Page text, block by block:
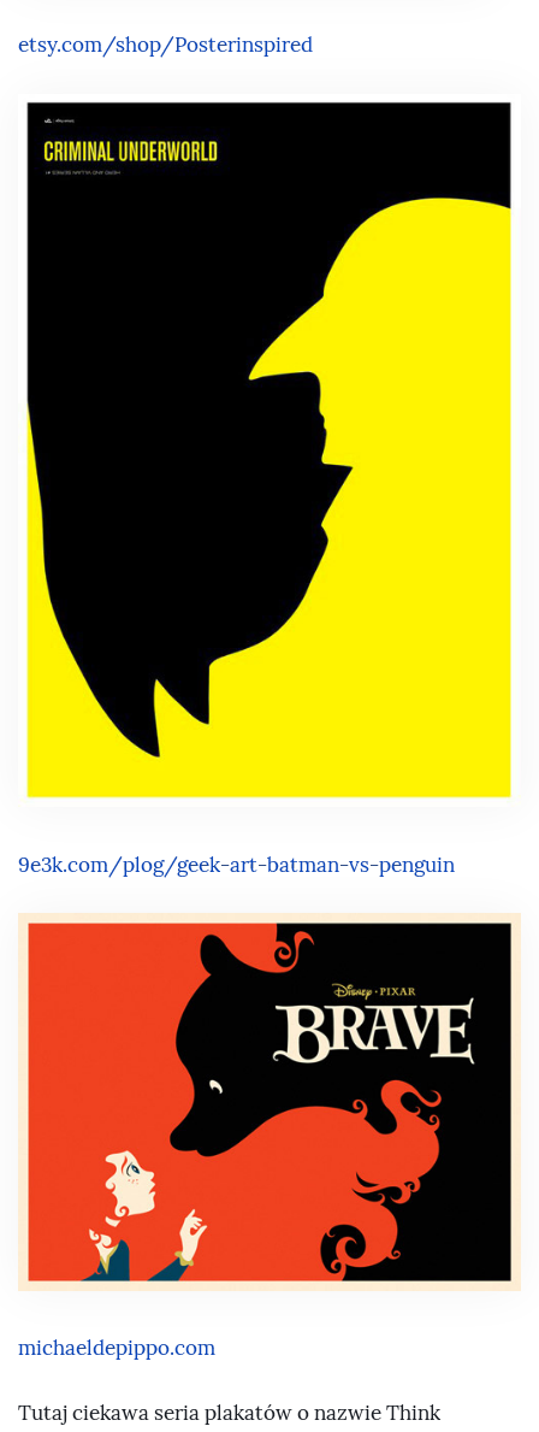
etsy.com/shop/Posterinspired
9e3k.com/plog/geek-art-batman-vs-penguin
michaeldepippo.com
Tutaj ciekawa seria plakatów o nazwie Think